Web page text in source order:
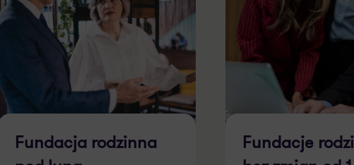
Fundacja rodzinna
Fundacje